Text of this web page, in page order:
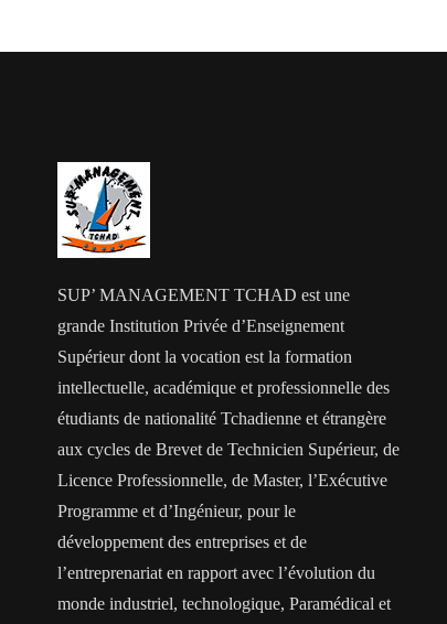
SUP’ MANAGEMENT TCHAD est une
grande Institution Privée d’Enseignement
Supérieur dont la vocation est la formation
intellectuelle, académique et professionnelle des
étudiants de nationalité Tchadienne et étrangère
aux cycles de Brevet de Technicien Supérieur, de
Licence Professionnelle, de Master, l’Exécutive
Programme et d’Ingénieur, pour le
développement des entreprises et de
l’entreprenariat en rapport avec l’évolution du
monde industriel, technologique, Paramédical et